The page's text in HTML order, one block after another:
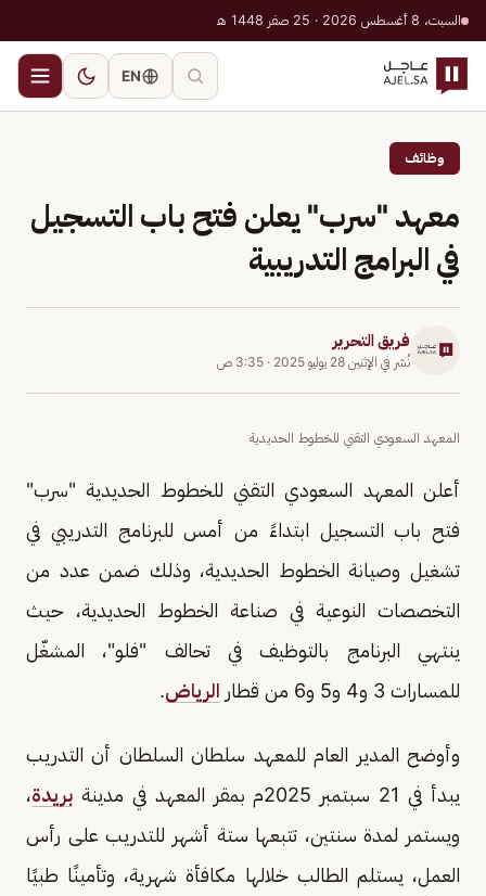
السبت، 8 أغسطس 2026 · 25 صفر 1448 هـ
EN
وظائف
معهد "سرب" يعلن فتح باب التسجيل
في البرامج التدريبية
فريق التحرير
نُشر في الإثنين 28 يوليو 2025 · 3:35 ص
المعهد السعودي التقني للخطوط الحديدية
أعلن المعهد السعودي التقني للخطوط الحديدية "سرب"
فتح باب التسجيل ابتداءً من أمس للبرنامج التدريبي في
تشغيل وصيانة الخطوط الحديدية، وذلك ضمن عدد من
التخصصات النوعية في صناعة الخطوط الحديدية، حيث
ينتهي البرنامج بالتوظيف في تحالف "فلو"، المشغّل
للمسارات 3 و4 و5 و6 من قطار
الرياض.
وأوضح المدير العام للمعهد سلطان السلطان أن التدريب
يبدأ في 21 سبتمبر 2025م بمقر المعهد في مدينة
بريدة،
ويستمر لمدة سنتين، تتبعها ستة أشهر للتدريب على رأس
العمل، يستلم الطالب خلالها مكافأة شهرية، وتأمينًا طبيًا